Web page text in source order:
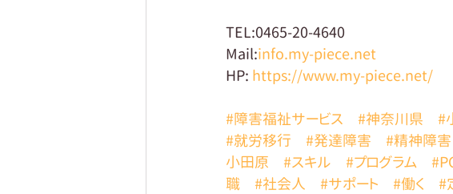
TEL:0465-20-4640
Mail:info.my-piece.net
HP: https://www.my-piece.net/
#障害福祉サービス #神奈川県 #
#就労移行
#発達障害 #精神障害
小田原
#スキル #プログラム
職
#社会人 #サポート #働く #